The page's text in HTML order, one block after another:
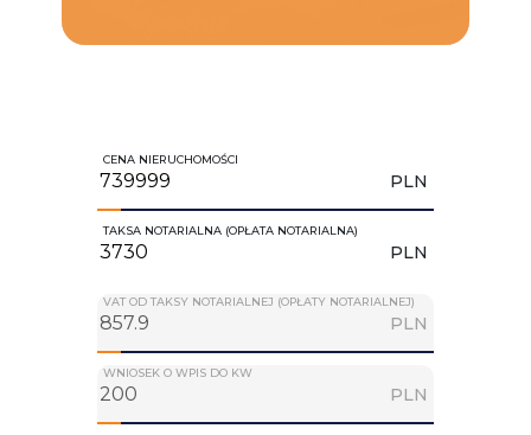
CENA NIERUCHOMOŚCI
PLN
TAKSA NOTARIALNA (OPŁATA NOTARIALNA)
PLN
VAT OD TAKSY NOTARIALNEJ (OPŁATY NOTARIALNEJ)
PLN
WNIOSEK O WPIS DO KW
PLN